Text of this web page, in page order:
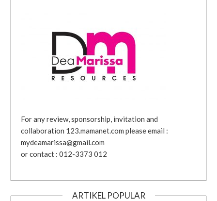
For any review, sponsorship, invitation and
collaboration 123.mamanet.com please email :
mydeamarissa@gmail.com
or contact : 012-3373 012
ARTIKEL POPULAR